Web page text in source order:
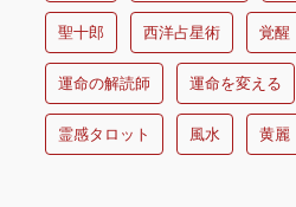
聖十郎 西洋占星術 覚醒
運命の解読師 運命を変える
霊感タロット 風水 黄麗